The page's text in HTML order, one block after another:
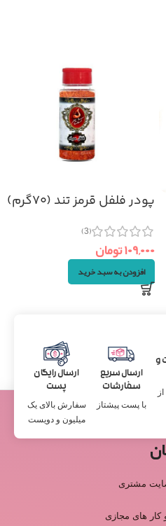
پودر فلفل قرمز تند (۷۰گرم)
(3)
۱۰۹,۰۰۰تومان
افزودن به سبد خرید
و
ارسال سریع
سفارشات
با پست پیشتاز
ارسال رایگان
پست
سفارش بالای یک
میلیون و دویست
مشتری
کار های مجازی